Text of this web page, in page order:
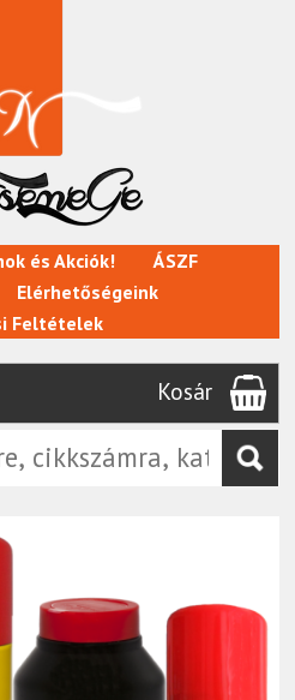
és Akciók!
ÁSZF
Elérhetőségeink
Feltételek
Kosár